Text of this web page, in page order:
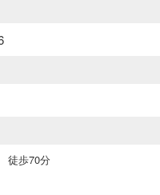
徒歩70分